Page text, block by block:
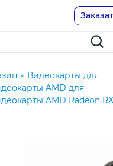
» Видеокарты для
AMD для
AMD Radeon